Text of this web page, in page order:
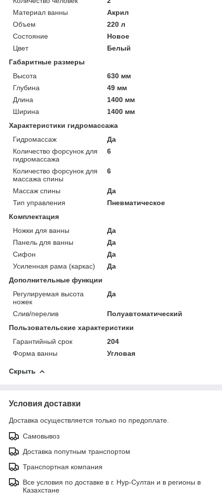
Материал ванны
Акрил
Объем
220 л
Состояние
Новое
Цвет
Белый
Габаритные размеры
Высота
630 мм
Глубина
49 мм
Длина
1400 мм
Ширина
1400 мм
Характеристики гидромассажа
Гидромассаж
Да
Количество форсунок для
гидромассажа
6
Количество форсунок для
массажа спины
6
Массаж спины
Да
Тип управления
Пневматическое
Комплектация
Ножки для ванны
Да
Панель для ванны
Да
Сифон
Да
Усиленная рама (каркас)
Да
Дополнительные функции
Регулируемая высота
ножек
Да
Слив/перелив
Полуавтоматический
Пользовательские характеристики
Гарантийный срок
204
Форма ванны
Угловая
Скрыть
Условия доставки
Доставка осуществляется только по предоплате.
Самовывоз
Доставка попутным транспортом
Транспортная компания
Все условия по доставке в г. Нур-Султан и в регионы в
Казахстане